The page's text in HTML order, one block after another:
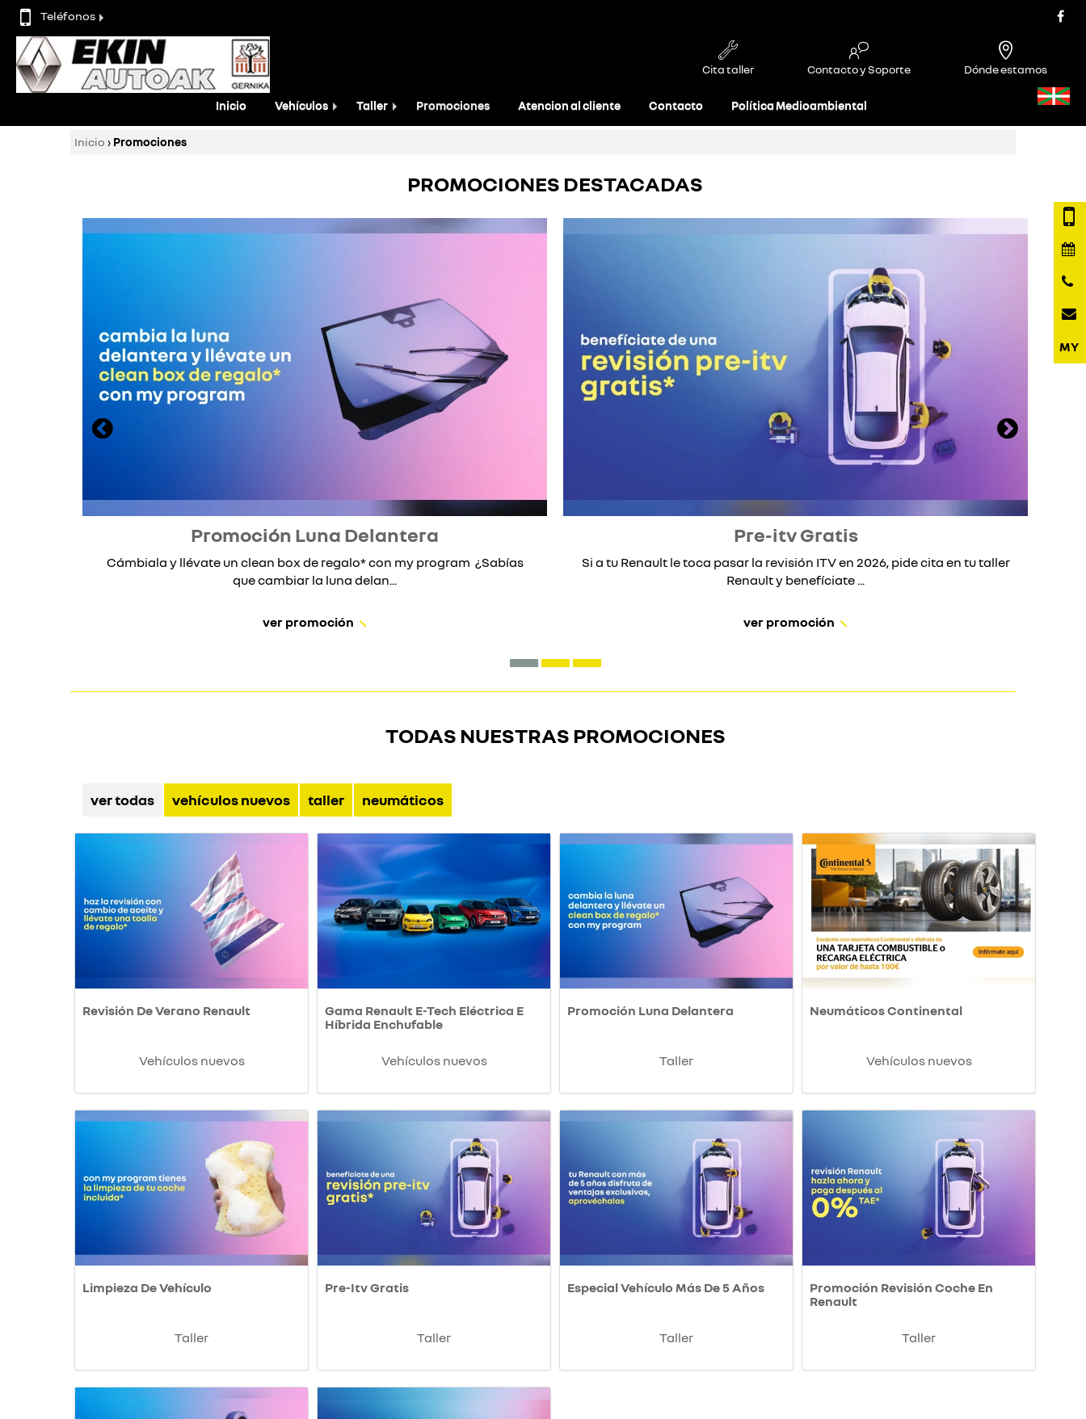
Teléfonos
Cita taller Contacto y Soporte Dónde estamos
Inicio Vehículos Taller Promociones Atencion al cliente Contacto Política Medioambiental
Inicio › Promociones
PROMOCIONES DESTACADAS
Promoción Luna Delantera
Cámbiala y llévate un clean box de regalo* con my program ¿Sabías
que cambiar la luna delan...
ver promoción
Pre-itv Gratis
Si a tu Renault le toca pasar la revisión ITV en 2026, pide cita en tu taller
Renault y benefíciate ...
ver promoción
TODAS NUESTRAS PROMOCIONES
ver todas vehículos nuevos taller neumáticos
Revisión De Verano Renault
Vehículos nuevos
Gama Renault E-Tech Eléctrica E
Híbrida Enchufable
Vehículos nuevos
Promoción Luna Delantera
Taller
Neumáticos Continental
Vehículos nuevos
Limpieza De Vehículo
Taller
Pre-Itv Gratis
Taller
Especial Vehículo Más De 5 Años
Taller
Promoción Revisión Coche En
Renault
Taller